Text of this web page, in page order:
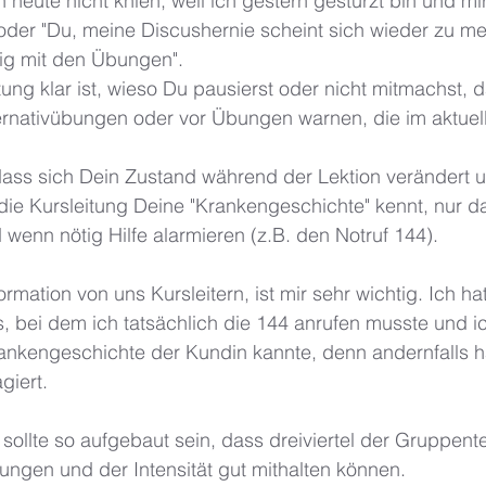
"Du, meine Discushernie scheint sich wieder zu
mit den Übungen".
klar ist, wieso Du pausierst oder nicht mitmachst,
oder vor Übungen warnen, die im
sich Dein Zustand während der Lektion verändert
Kursleitung Deine "Krankengeschichte" kennt, nur
nötig Hilfe alarmieren (z.B. den Notruf 144).
von uns Kursleitern, ist mir sehr wichtig. Ich
bei dem ich tatsächlich die 144 anrufen musste und
der Kundin kannte, denn andernfalls
so aufgebaut sein, dass dreiviertel der
und der Intensität gut mithalten können.